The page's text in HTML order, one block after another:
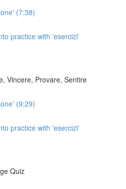
(7:38)
practice with 'esercizi'
Vincere, Provare, Sentire
(9:29)
practice with 'esercizi'
Quiz